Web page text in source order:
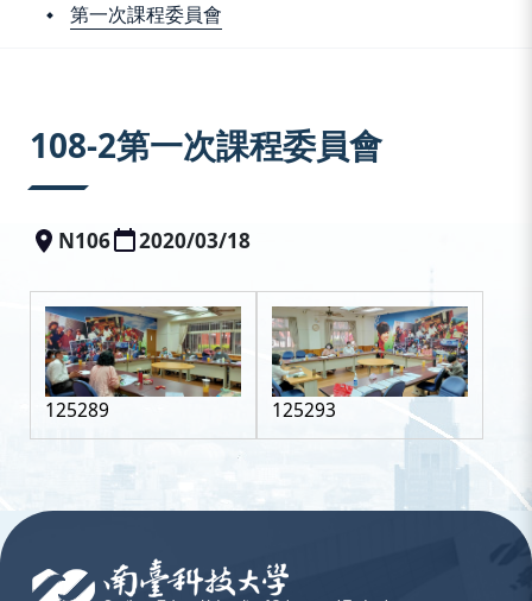
第一次課程委員會
108-2第一次課程委員會
N106 2020/03/18
125289 125293